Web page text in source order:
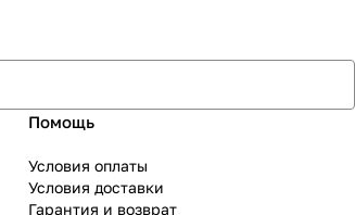
Помощь
Условия оплаты
Условия доставки
Гарантия и возврат